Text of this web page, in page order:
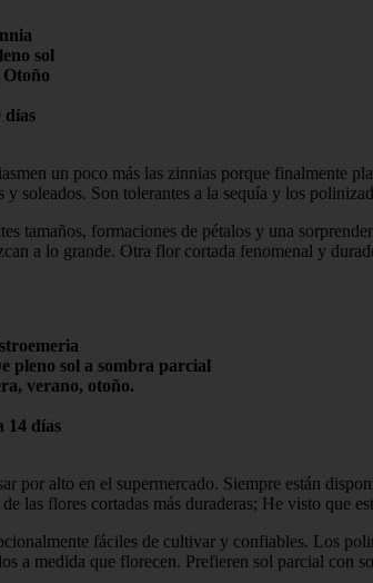
sol
días
un poco más las zinnias porque finalmente
y soleados. Son tolerantes a la sequía y los
tamaños, formaciones de pétalos y una
a lo grande. Otra flor cortada fenomenal y
pleno sol a sombra parcial
verano, otoño.
14 días
por alto en el supermercado. Siempre están
las flores cortadas más duraderas; He visto que
fáciles de cultivar y confiables. Los
a medida que florecen. Prefieren sol parcial con